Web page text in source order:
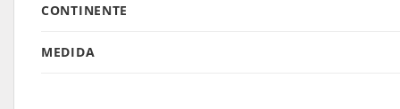
CONTINENTE
MEDIDA